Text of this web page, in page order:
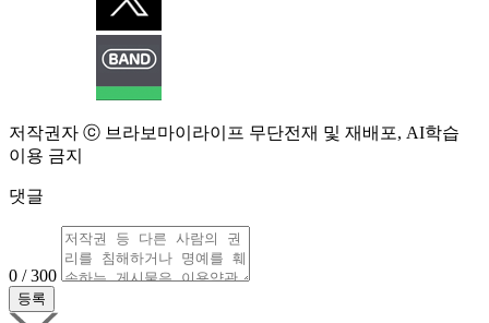
저작권자 ⓒ 브라보마이라이프 무단전재 및 재배포, AI학습
이용 금지
댓글
0 / 300